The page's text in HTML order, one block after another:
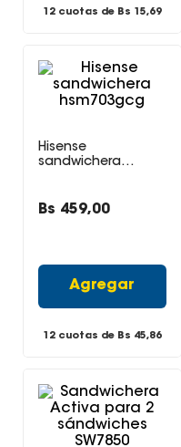
12 cuotas de Bs 15,69
Hisense
sandwichera
Bs 459,00
Agregar
12 cuotas de Bs 45,86